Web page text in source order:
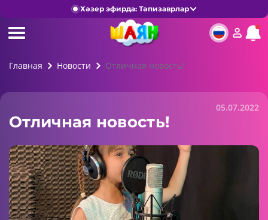
Хәзер эфирда: Тәпизаврлар
Главная Новости Отличная новость!
05.07.2022
Отличная новость!